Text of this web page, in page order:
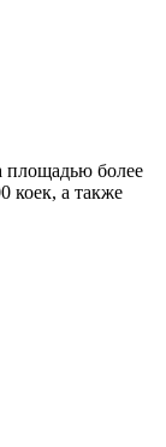
более
коек, а также